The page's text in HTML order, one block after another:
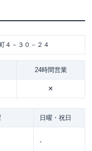
４－３０－２４
24時間営業
✕
日曜・祝日
-